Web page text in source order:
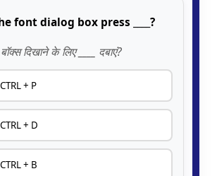
font dialog box press ____?
दिखाने के लिए ____ दबाएं?
CTRL + P
CTRL + D
CTRL + B